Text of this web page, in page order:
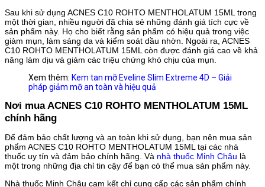
Sau khi sử dụng ACNES C10 ROHTO MENTHOLATUM 15ML trong
một thời gian, nhiều người đã chia sẻ những đánh giá tích cực về
sản phẩm này. Họ cho biết rằng sản phẩm có hiệu quả trong việc
giảm mụn, làm sáng da và kiểm soát dầu nhờn. Ngoài ra, ACNES
C10 ROHTO MENTHOLATUM 15ML còn được đánh giá cao về khả
năng làm dịu và giảm các triệu chứng khó chịu của mụn.
Xem thêm: Kem tan mỡ Eveline Slim Extreme 4D – Giải
pháp giảm mỡ an toàn và hiệu quả
Nơi mua ACNES C10 ROHTO MENTHOLATUM 15ML
chính hãng
Để đảm bảo chất lượng và an toàn khi sử dụng, bạn nên mua sản
phẩm ACNES C10 ROHTO MENTHOLATUM 15ML tại các nhà
thuốc uy tín và đảm bảo chính hãng. Và nhà thuốc Minh Châu là
một trong những địa chỉ tin cậy để bạn có thể mua sản phẩm này.
Nhà thuốc Minh Châu cam kết chỉ cung cấp các sản phẩm chính